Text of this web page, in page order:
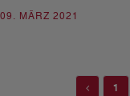
09. MÄRZ 2021
Previous
1